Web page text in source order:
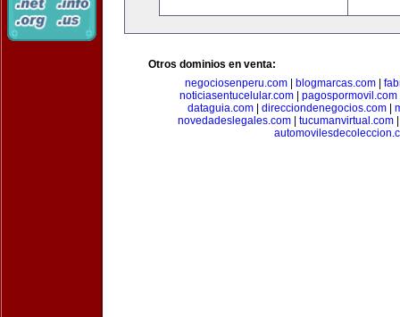
Otros dominios en venta:
negociosenperu.com| blogmarcas.com|
noticiasentucelular.com
pagospormovil.com
dataguia.com| direcciondenegocios.com|
novedadeslegales.com
tucumanvirtual.com